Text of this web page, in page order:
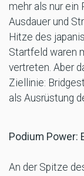
mehr als nur ein
Ausdauer und
Hitze des
Startfeld waren
vertreten. Aber
Ziellinie:
als Ausrüstung
Podium Power:
An der Spitze